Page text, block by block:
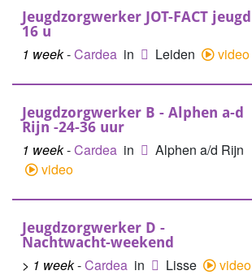
Jeugdzorgwerker JOT-FACT jeugd
16 u
1 week-Cardea in Leiden video
Jeugdzorgwerker B - Alphen a-d
Rijn -24-36 uur
1 week-Cardea in
Alphen a/d Rijn
video
Jeugdzorgwerker D -
Nachtwacht-weekend
> 1 week-Cardea in Lisse video